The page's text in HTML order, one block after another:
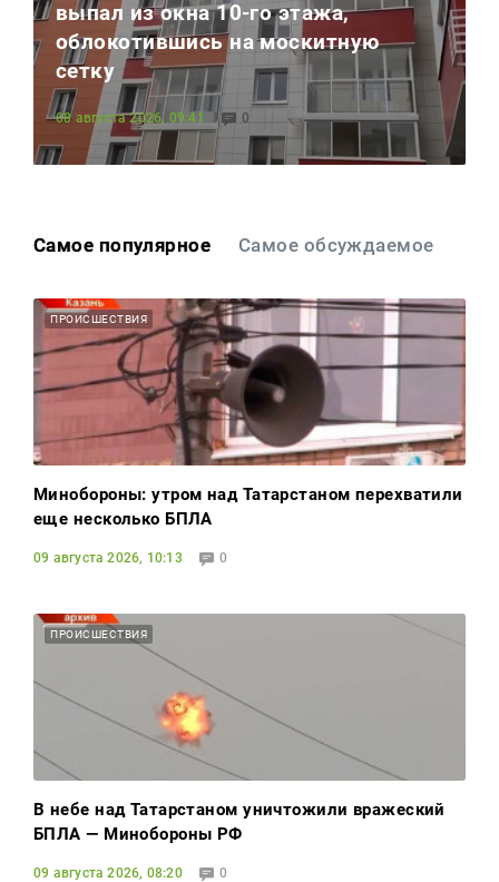
Реклама
Для связи
+7 (843) 570−50−00
reception@tnvtv.ru
выпал из окна 10-го этажа,
облокотившись на москитную
сетку
08 августа 2026, 09:41 0
Самое популярное Самое обсуждаемое
ПРОИСШЕСТВИЯ
Минобороны: утром над Татарстаном перехватили
еще несколько БПЛА
09 августа 2026, 10:13 0
ПРОИСШЕСТВИЯ
В небе над Татарстаном уничтожили вражеский
БПЛА — Минобороны РФ
09 августа 2026, 08:20 0